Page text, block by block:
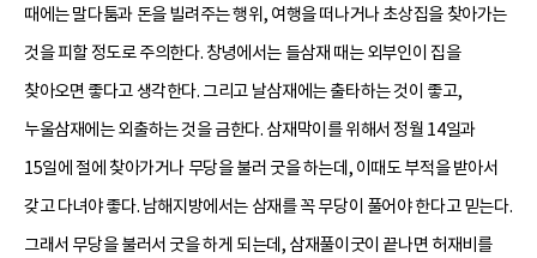
때에는 말다툼과 돈을 빌려주는 행위, 여행을 떠나거나 초상집을 찾아가는
것을 피할 정도로 주의한다. 창녕에서는 들삼재 때는 외부인이 집을
찾아오면 좋다고 생각한다. 그리고 날삼재에는 출타하는 것이 좋고,
누울삼재에는 외출하는 것을 금한다. 삼재막이를 위해서 정월 14일과
15일에 절에 찾아가거나 무당을 불러 굿을 하는데, 이때도 부적을 받아서
갖고 다녀야 좋다. 남해지방에서는 삼재를 꼭 무당이 풀어야 한다고 믿는다.
그래서 무당을 불러서 굿을 하게 되는데, 삼재풀이굿이 끝나면 허재비를